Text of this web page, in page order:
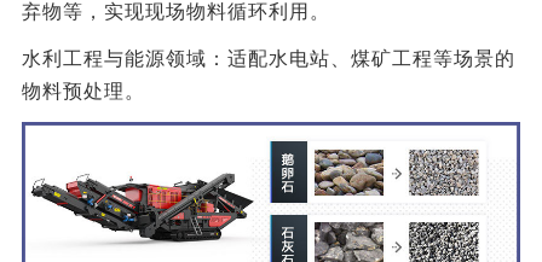
弃物等，实现现场物料循环利用。
‌水利工程与能源领域‌：适配水电站、煤矿工程等场景的
物料预处理。